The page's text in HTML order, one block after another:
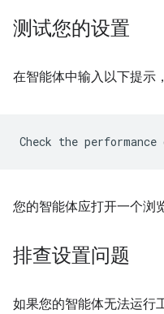
测试您的设置
在智能体中输入以下提示
您的智能体应打开一个浏
排查设置问题
如果您的智能体无法运行